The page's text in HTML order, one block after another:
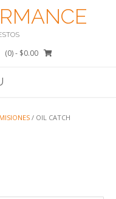
(0)- $0.00
/ OIL CATCH